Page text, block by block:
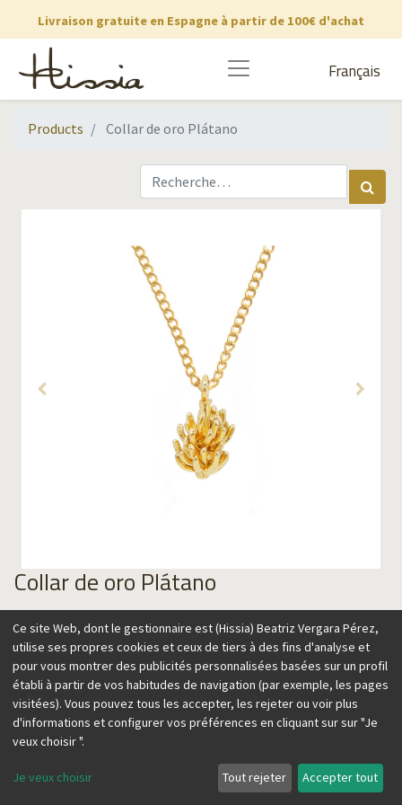
Livraison gratuite en Espagne à partir de 100€ d'achat
Français
Products Collar de oro Plátano
Collar de oro Plátano
129,00€
Ajouter au panier
COLLAR PLATANO
Ce site Web, dont le gestionnaire est (Hissia) Beatriz Vergara Pérez,
utilise ses propres cookies et ceux de tiers à des fins d'analyse et
pour vous montrer des publicités personnalisées basées sur un profil
établi à partir de vos habitudes de navigation (par exemple, les pages
visitées). Vous pouvez tous les accepter, les rejeter ou voir plus
d'informations et configurer vos préférences en cliquant sur sur "Je
veux choisir ".
Je veux choisir Tout rejeter Accepter tout